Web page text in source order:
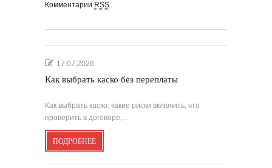
Комментарии RSS
17.07.2026
Как выбрать каско без переплаты
Как выбрать каско: какие риски включить, что
проверить в договоре,…
ПОДРОБНЕЕ